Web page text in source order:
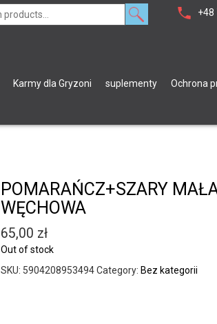
+48
Karmy dla Gryzoni suplementy Ochrona
POMARAŃCZ+SZARY
WĘCHOWA
65,00 zł
Out of stock
SKU: 5904208953494Category: Bez kategorii